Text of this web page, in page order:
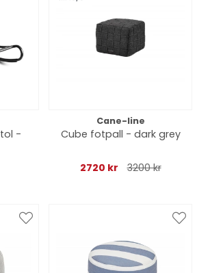
-
Cane-line
Cube fotpall - dark grey
2720 kr 3200 kr